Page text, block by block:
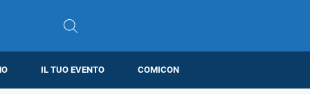
IL TUO EVENTO COMICON